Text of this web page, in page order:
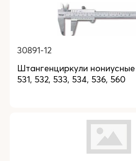
30891-12
Штангенциркули нониусные
531, 532, 533, 534, 536, 560